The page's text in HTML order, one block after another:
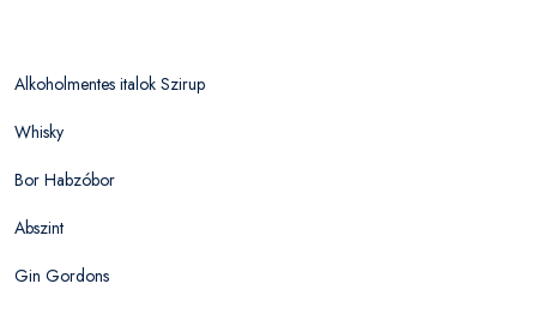
Alkoholmentes italok Szirup
Whisky
Bor Habzóbor
Abszint
Gin Gordons